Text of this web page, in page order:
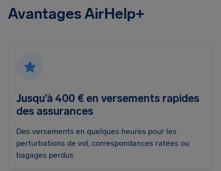
Avantages AirHelp+
Jusqu’à 400 € en versements rapides
des assurances
Des versements en quelques heures pour les
perturbations de vol, correspondances ratées ou
bagages perdus